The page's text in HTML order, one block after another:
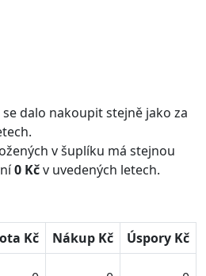
se dalo nakoupit stejně jako za
v šuplíku má stejnou
0 Kčv uvedených letech.
Kč Nákup Kč
Úspory Kč